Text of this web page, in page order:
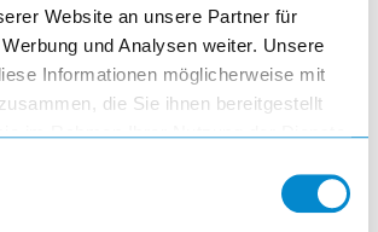
Website an unsere Partner für
und Analysen weiter. Unsere
Informationen möglicherweise mit
die Sie ihnen bereitgestellt
im Rahmen Ihrer Nutzung der Dienste